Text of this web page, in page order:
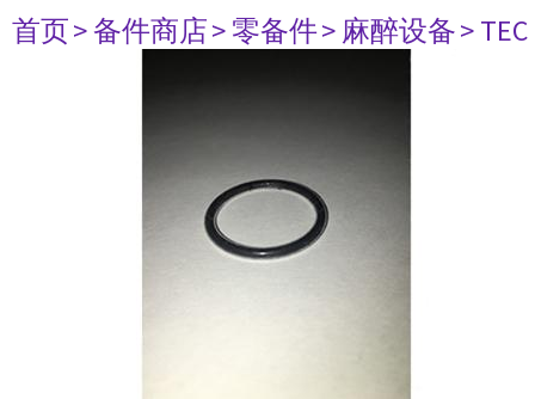
首页> 备件商店> 零备件> 麻醉设备>